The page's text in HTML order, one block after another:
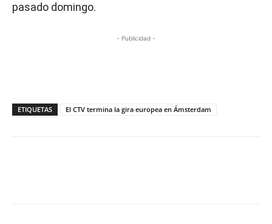
pasado domingo.
- Publicidad -
ETIQUETAS El CTV termina la gira europea en Ámsterdam